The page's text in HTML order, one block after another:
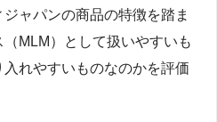
ャパンの商品の特徴を踏ま
MLM）として扱いやすいも
れやすいものなのかを評価